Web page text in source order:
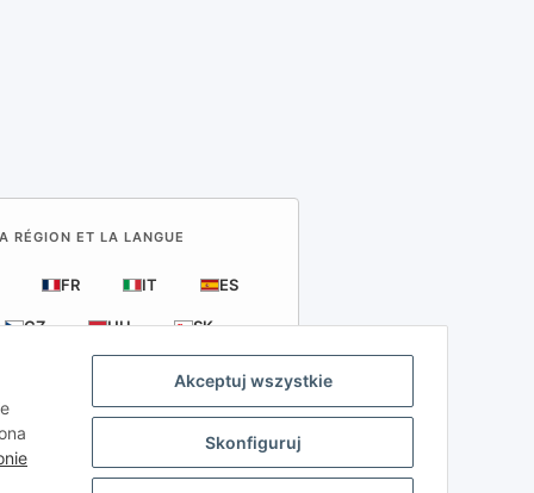
Akceptuj wszystkie
Skonfiguruj
RÉGION ET LA LANGUE
FR IT ES
CZ HU SK
samochodowych